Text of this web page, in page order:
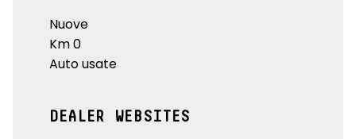
Nuove
Km 0
Auto usate
DEALER WEBSITES